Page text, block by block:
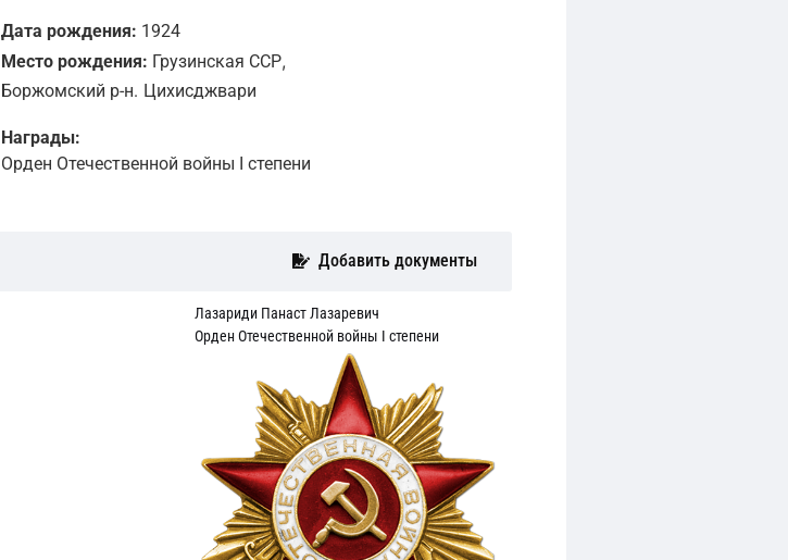
Дата рождения: 1924
Место рождения: Грузинская ССР,
Боржомский р-н. Цихисджвари
Награды:
Орден Отечественной войны I степени
Добавить документы
Лазариди Панаст Лазаревич
Орден Отечественной войны I степени